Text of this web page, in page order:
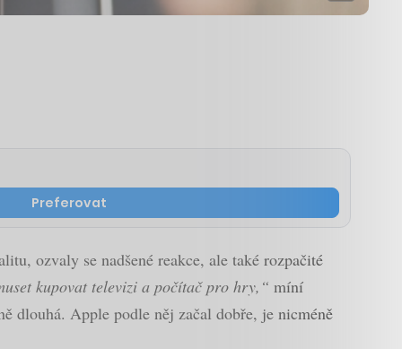
Preferovat
ozvaly se nadšené reakce, ale také rozpačité
kupovat televizi a počítač pro hry,“ míní
dlouhá. Apple podle něj začal dobře, je nicméně